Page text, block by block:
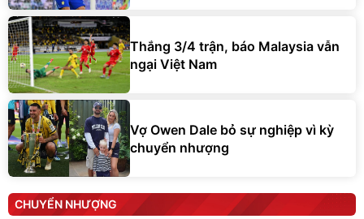
Thắng 3/4 trận, báo Malaysia vẫn
ngại Việt Nam
Vợ Owen Dale bỏ sự nghiệp vì kỳ
chuyển nhượng
CHUYỂN NHƯỢNG